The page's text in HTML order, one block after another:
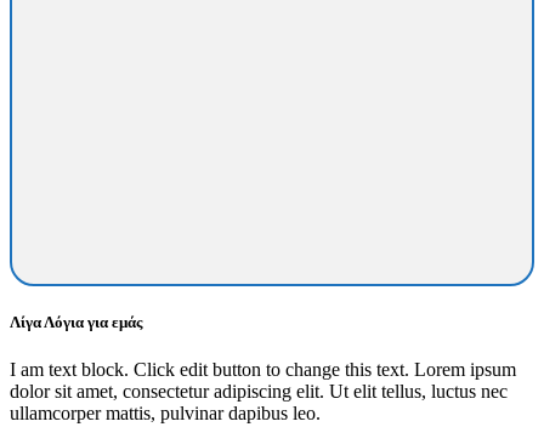
Λίγα Λόγια για εμάς
I am text block. Click edit button to change this text. Lorem ipsum
dolor sit amet, consectetur adipiscing elit. Ut elit tellus, luctus nec
ullamcorper mattis, pulvinar dapibus leo.